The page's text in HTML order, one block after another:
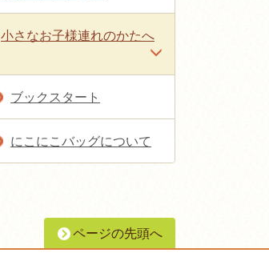
小さなお子様連れのかたへ
ブックスタート
にこにこバッグについて
ページの先頭へ